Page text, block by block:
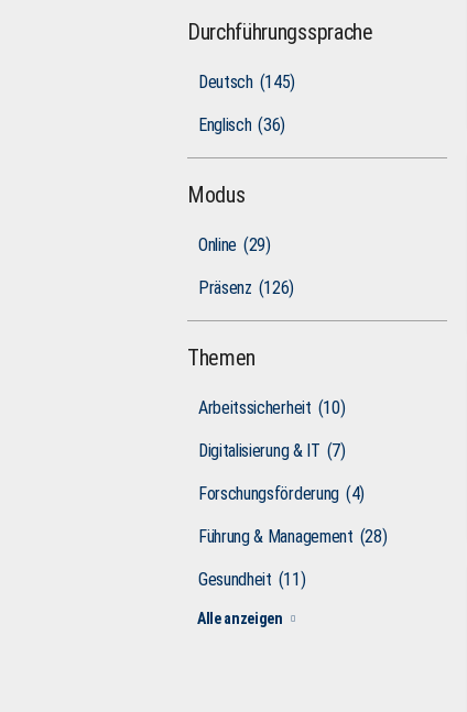
Durchführungssprache
Deutsch (145)
Englisch (36)
Modus
Online (29)
Präsenz (126)
Themen
Arbeitssicherheit (10)
Digitalisierung & IT (7)
Forschungsförderung (4)
Führung & Management (28)
Gesundheit (11)
Alle anzeigen